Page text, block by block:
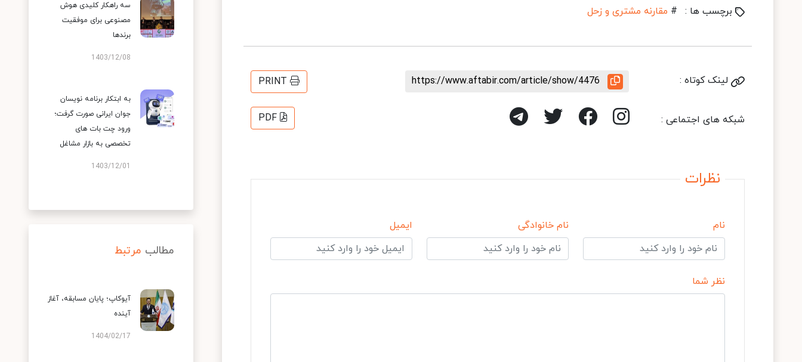
برچسب ها : # مقارنه مشتری و زحل
لینک کوتاه : https://www.aftabir.com/article/show/4476
PRINT
شبکه های اجتماعی : PDF
نظرات
نام نام خانوادگی ایمیل
نظر شما
سه راهکار کلیدی هوش
مصنوعی برای موفقیت
برندها
1403/12/08
به ابتکار برنامه نویسان
جوان ایرانی صورت گرفت؛
ورود چت بات های
تخصصی به بازار مشاغل
1403/12/01
مطالب مرتبط
آیوکاپ؛ پایان مسابقه، آغاز
آینده
1404/02/17